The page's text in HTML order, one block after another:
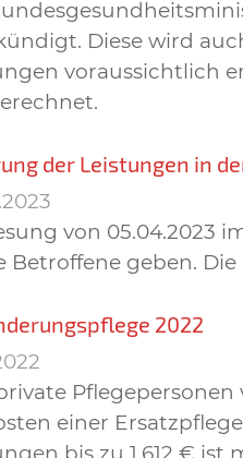
Diese wird
voraussichtlich
der Leistungen in
von 05.04.2023
Betroffene geben.
2022
einer